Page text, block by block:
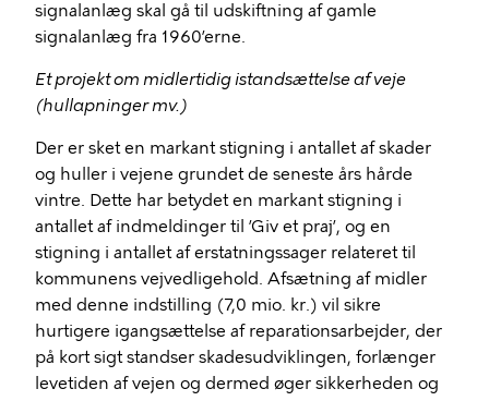
signalanlæg skal gå til udskiftning af gamle
signalanlæg fra 1960’erne.
Et projekt om midlertidig istandsættelse af veje
(hullapninger mv.)
Der er sket en markant stigning i antallet af skader
og huller i vejene grundet de seneste års hårde
vintre. Dette har betydet en markant stigning i
antallet af indmeldinger til ’Giv et praj’, og en
stigning i antallet af erstatningssager relateret til
kommunens vejvedligehold. Afsætning af midler
med denne indstilling (7,0 mio. kr.) vil sikre
hurtigere igangsættelse af reparationsarbejder, der
på kort sigt standser skadesudviklingen, forlænger
levetiden af vejen og dermed øger sikkerheden og